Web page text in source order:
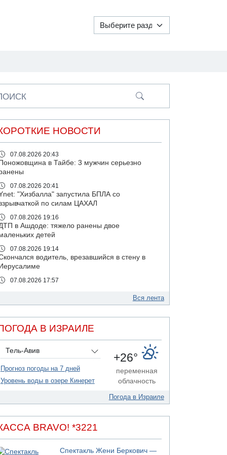
НОВОСТИ
07.08.2026 20:43
Поножовщина в Тайбе: 3 мужчин серьезно
07.08.2026 20:41
"Хизбалла" запустила БПЛА со
по силам ЦАХАЛ
07.08.2026 19:16
в Ашдоде: тяжело ранены двое
детей
07.08.2026 19:14
водитель, врезавшийся в стену в
Иерусалиме
07.08.2026 17:57
подозреваемого в коррупционных
с Йоавом Элиаси
07.08.2026 17:51
БАГАЦ отказался заморозить лишение
налоговых льгот для уклонистов-харедим
07.08.2026 17:48
В Иерусалиме водитель врезался в забор и
07.08.2026 13:47
армия сообщила о ранении
Вся лента
В ИЗРАИЛЕ
Тель-Авив
Прогноз погоды на 7 дней
Уровень воды в озере Кинерет
+26°
переменная
облачность
Погода в Израиле
BRAVO! *3221
Спектакль Жени Беркович —